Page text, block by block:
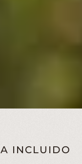
INCLUIDO